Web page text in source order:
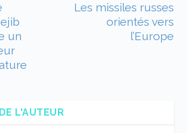
un
Les missiles russes
orientés vers
l’Europe
L'AUTEUR